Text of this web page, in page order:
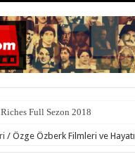
Full Sezon 2018
/ Özge Özberk Filmleri ve Hayatı